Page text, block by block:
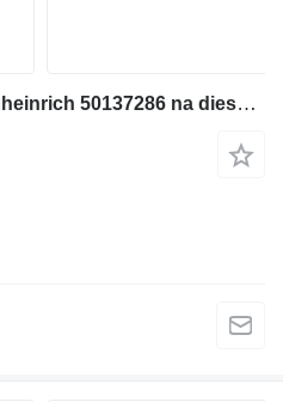
Hydraulický joystick Jungheinrich 50137286 na dieselového vysokozdvižného vozíka